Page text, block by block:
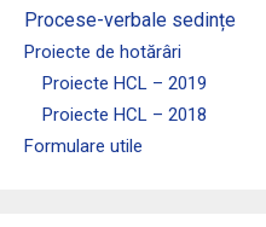
Procese-verbale sedințe
Proiecte de hotărâri
Proiecte HCL – 2019
Proiecte HCL – 2018
Formulare utile